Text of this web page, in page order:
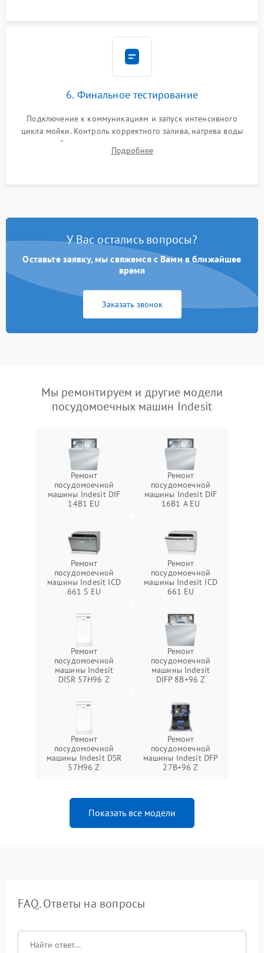
6. Финальное тестирование
Подключение к коммуникациям и запуск интенсивного
цикла мойки. Контроль корректного залива, нагрева воды
до нужной температуры, отсутствия посторонних шумов,
штатного слива и абсолютной сухости в поддоне.
Подробнее
У Вас остались вопросы?
Оставьте заявку, мы свяжемся с Вами в ближайшее
время
Заказать звонок
Мы ремонтируем и другие модели
посудомоечных машин Indesit
Ремонт
посудомоечной
машины Indesit DIF
14B1 EU
Ремонт
посудомоечной
машины Indesit DIF
16B1 A EU
Ремонт
посудомоечной
машины Indesit ICD
661 S EU
Ремонт
посудомоечной
машины Indesit ICD
661 EU
Ремонт
посудомоечной
машины Indesit
DISR 57H96 Z
Ремонт
посудомоечной
машины Indesit
DIFP 8B+96 Z
Ремонт
посудомоечной
машины Indesit DSR
57H96 Z
Ремонт
посудомоечной
машины Indesit DFP
27B+96 Z
Показать все модели
FAQ. Ответы на вопросы